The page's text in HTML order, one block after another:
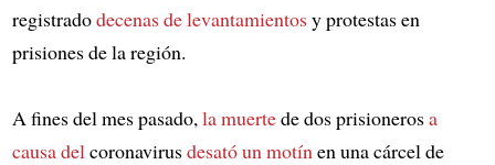
registradodecenas de levantamientosy protestas en
prisiones de la región.
A fines del mes pasado, la muertede dos prisionerosa
causa del coronavirusdesató un motín en una cárcel de